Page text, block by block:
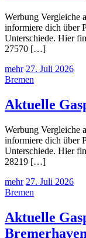
Werbung Vergleiche
informiere dich über
Unterschiede. Hier
27570 […]
mehr 27. Juli 2026
Bremen
Aktuelle
Werbung Vergleiche
informiere dich über
Unterschiede. Hier
28219 […]
mehr 27. Juli 2026
Bremen
Aktuelle
Bremerhaven